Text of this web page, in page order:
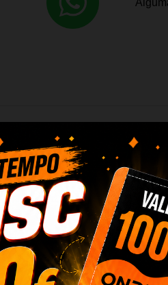
SQ20-
residências quanto
de